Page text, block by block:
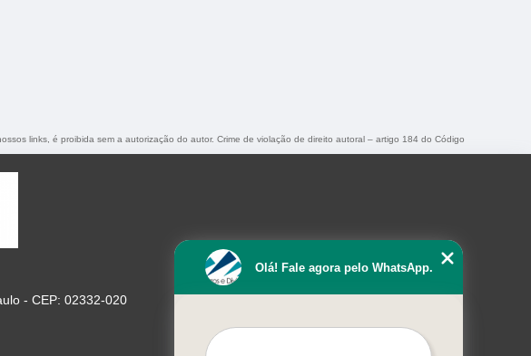
links, é proibida sem a autorização do autor. Crime de violação de direito autoral – artigo 184 do Código
- CEP: 02332-020
Olá! Fale agora pelo WhatsApp.